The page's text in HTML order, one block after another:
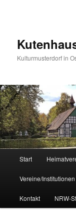
Kulturmusterdorf in
Start
Vereine/Institutionen
Kontakt NRW-